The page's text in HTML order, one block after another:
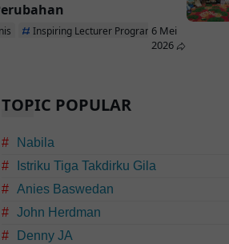
Inspiring Lecturer Program ParagonCorp
6 Mei
2026
TOPIC POPULAR
Nabila
Istriku Tiga Takdirku Gila
Anies Baswedan
John Herdman
Denny JA